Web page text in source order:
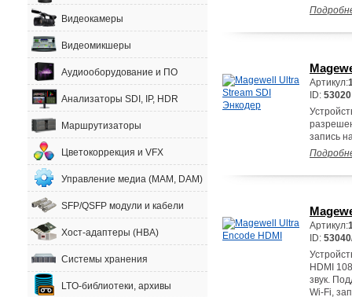
Видеокамеры
Видеомикшеры
Аудиооборудование и ПО
Анализаторы SDI, IP, HDR
Маршрутизаторы
Цветокоррекция и VFX
Управление медиа (MAM, DAM)
SFP/QSFP модули и кабели
Хост-адаптеры (HBA)
Системы хранения
LTO-библиотеки, архивы
Артикул:
ID: 53020
запись
Артикул:
ID:
HDMI
звук.
Wi-Fi,